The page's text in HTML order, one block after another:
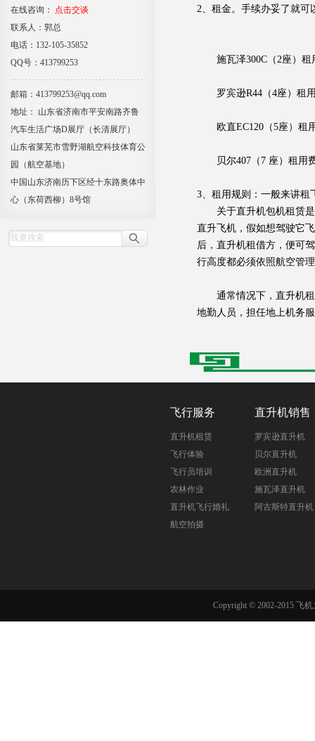
在线咨询：
点击交谈
联系人：郭总
电话：132-105-35852
QQ号：413799253
邮箱：413799253@qq.com
地址： 山东省济南市平安南路齐鲁
汽车生活广场D展厅（长清展厅）
山东省莱芜市雪野湖航空科技体育公
园（航空基地）
中国山东济南历下区经十东路奥体中
心（东荷西柳）8号馆
2、租金。手续办妥了就可
施瓦泽300C（2座）租
罗宾逊R44（4座）租用
欧直EC120（5座）租用
贝尔407（7 座）租用费
3、租用规则：一般来讲租
关于直升机包机租赁是
直升飞机，假如想驾驶它
后，直升机租借方，便可
行高度都必须依照航空管
通常情况下，直升机租
地勤人员，担任地上机务
飞行服务
直升机租赁
飞行体验
飞行员培训
农林作业
直升机飞行婚礼
航空拍摄
直升机销售
罗宾逊直升机
贝尔直升机
欧洲直升机
施瓦泽直升机
阿古斯特直升机
Copyright © 2002-2015 飞